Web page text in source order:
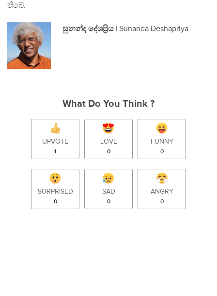
තිබේ.
සුනන්ද දේශප්‍රිය | Sunanda Deshapriya
What Do You Think ?
UPVOTE
1
LOVE
0
FUNNY
0
SURPRISED
0
SAD
0
ANGRY
0